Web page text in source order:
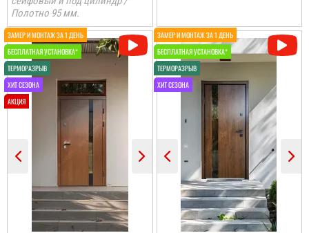
двері і ці двері
сподобались класно
комплектацією та і
дизайн не поганий.
Руслан
Двері дуже сподобались
своїм зовнішнім
виглядом та покриттям,
тяжкі та надійні.
Встановили через пару
днів
читати всі відгуки
Шукали двері в тамбур з
сусідами, багато
варіантів дивились і
фаворит, за всю роботу
хочем сказати дякую,
встановили все як
хотіли, хоча було не
просто...
Полотно 95 мм.